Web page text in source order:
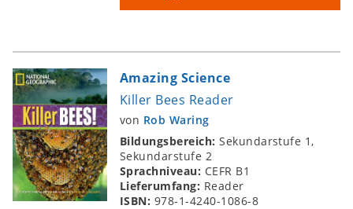
Amazing Science
Killer Bees Reader
von Rob Waring
Bildungsbereich:Sekundarstufe 1,
Sekundarstufe 2
Sprachniveau: CEFR B1
Lieferumfang: Reader
ISBN: 978-1-4240-1086-8